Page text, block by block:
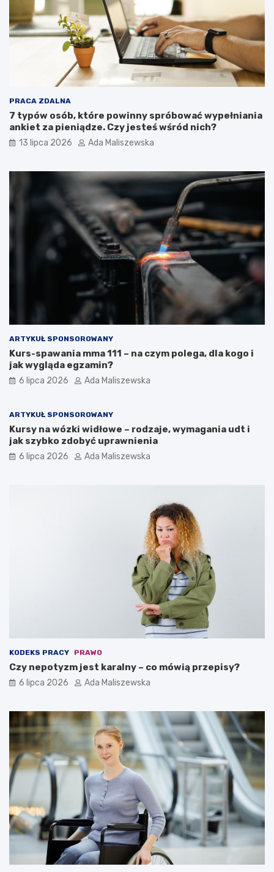
PRACA ZDALNA
7 typów osób, które powinny spróbować wypełniania
ankiet za pieniądze. Czy jesteś wśród nich?
13 lipca 2026 Ada Maliszewska
ARTYKUŁ SPONSOROWANY
Kurs-spawania mma 111 – na czym polega, dla kogo i
jak wygląda egzamin?
6 lipca 2026 Ada Maliszewska
ARTYKUŁ SPONSOROWANY
Kursy na wózki widłowe – rodzaje, wymagania udt i
jak szybko zdobyć uprawnienia
6 lipca 2026 Ada Maliszewska
KODEKS PRACY PRAWO
Czy nepotyzm jest karalny – co mówią przepisy?
6 lipca 2026 Ada Maliszewska